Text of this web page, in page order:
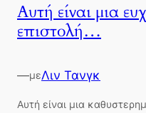
Αυτή είναι μια
επιστολή…
—μεΛιν Τανγκ
Αυτή είναι μια